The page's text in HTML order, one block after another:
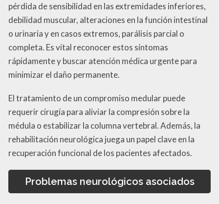
pérdida de sensibilidad en las extremidades inferiores,
debilidad muscular, alteraciones en la función intestinal
o urinaria y en casos extremos, parálisis parcial o
completa. Es vital reconocer estos síntomas
rápidamente y buscar atención médica urgente para
minimizar el daño permanente.
El tratamiento de un compromiso medular puede
requerir cirugía para aliviar la compresión sobre la
médula o estabilizar la columna vertebral. Además, la
rehabilitación neurológica juega un papel clave en la
recuperación funcional de los pacientes afectados.
Problemas neurológicos asociados